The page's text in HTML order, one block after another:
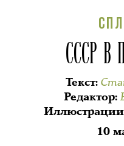
СССР В
Текст:
Редактор:
Иллюстрации
10